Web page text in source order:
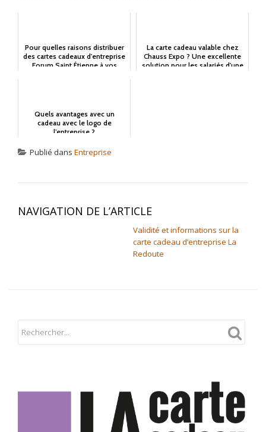
Pour quelles raisons distribuer
des cartes cadeaux d'entreprise
Forum Saint Étienne à vos
La carte cadeau valable chez
Chauss Expo ? Une excellente
solution pour les salariés d'une
Quels avantages avec un
cadeau avec le logo de
l’entreprise ?
Publié dans Entreprise
NAVIGATION DE L’ARTICLE
Validité et informations sur la
carte cadeau d’entreprise La
Redoute